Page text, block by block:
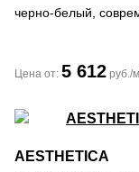
черно-белый,
Цена от: 5 612 руб./м
AESTHETICA